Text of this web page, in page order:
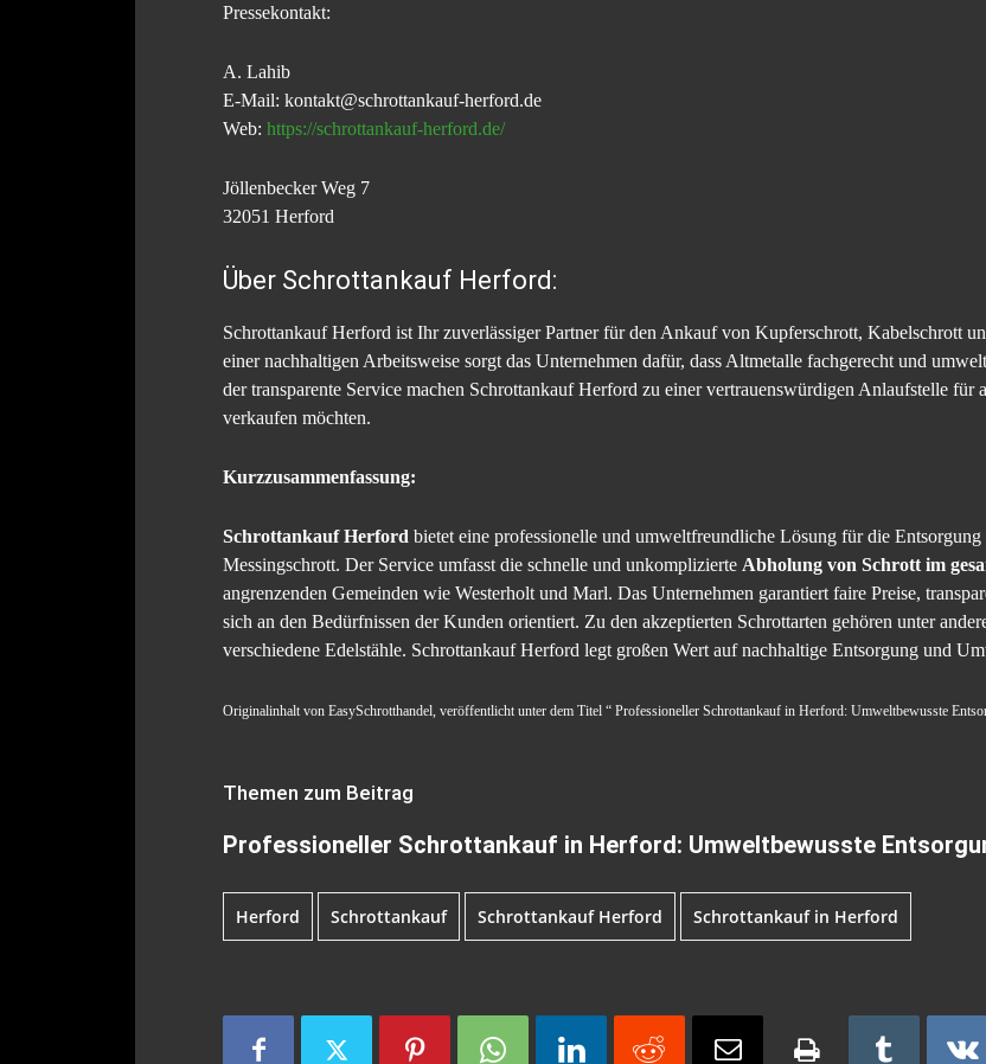
Pressekontakt:
A. Lahib
E-Mail: kontakt@schrottankauf-herford.de
Web: https://schrottankauf-herford.de/
Jöllenbecker Weg 7
32051 Herford
Über Schrottankauf Herford:
Schrottankauf Herford ist Ihr zuverlässiger Partner für den Ankauf von Kupferschrott, Kabelschrott
einer nachhaltigen Arbeitsweise sorgt das Unternehmen dafür, dass Altmetalle fachgerecht und
der transparente Service machen Schrottankauf Herford zu einer vertrauenswürdigen Anlaufstelle
verkaufen möchten.
Kurzzusammenfassung:
Schrottankauf Herford bietet eine professionelle und umweltfreundliche Lösung für die
Messingschrott. Der Service umfasst die schnelle und unkomplizierte Abholung von Schrott im
angrenzenden Gemeinden wie Westerholt und Marl. Das Unternehmen garantiert faire Preise,
sich an den Bedürfnissen der Kunden orientiert. Zu den akzeptierten Schrottarten gehören unter
verschiedene Edelstähle. Schrottankauf Herford legt großen Wert auf nachhaltige Entsorgung und
Originalinhalt von EasySchrotthandel, veröffentlicht unter dem Titel “ Professioneller Schrottankauf in Herford: Umweltbewusste
Themen zum Beitrag
Professioneller Schrottankauf in Herford: Umweltbewusste
Herford Schrottankauf Schrottankauf Herford Schrottankauf in Herford